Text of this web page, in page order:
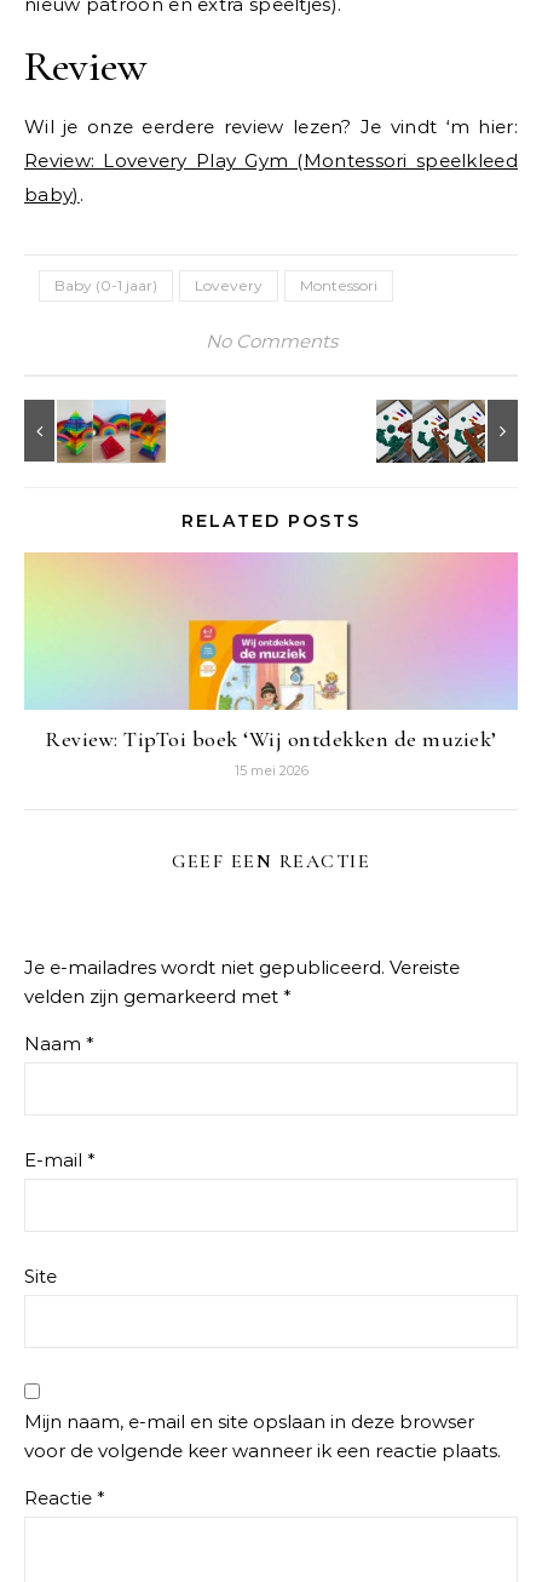
Review
Wil je onze eerdere review lezen? Je vindt ‘m hier:
Review: Lovevery Play Gym (Montessori speelkleed
baby) .
Baby (0-1 jaar) Lovevery Montessori
No Comments
RELATED POSTS
Review: TipToi boek ‘Wij ontdekken de muziek’
15 mei 2026
GEEF EEN REACTIE
Je e-mailadres wordt niet gepubliceerd. Vereiste
velden zijn gemarkeerd met *
Naam *
E-mail *
Site
Mijn naam, e-mail en site opslaan in deze browser
voor de volgende keer wanneer ik een reactie plaats.
Reactie *